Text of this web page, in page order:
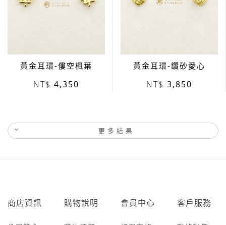
黃金耳環-僂空楓葉
4,350
黃金耳環-鑽砂愛心
3,850
更多結果
商店資訊 購物說明 會員中心 客戶服務